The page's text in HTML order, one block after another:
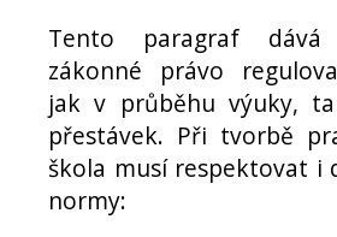
Tento paragraf dává
zákonné právo
jak v průběhu výuky,
přestávek. Při tvorbě
škola musí respektovat i
normy: